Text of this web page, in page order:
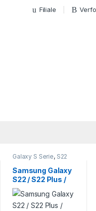
Filiale
Galaxy S Serie, S22
,
Smartphone
Reparatur
Samsung Galaxy
S22 / S22 Plus /
S22 Ultra
Backcover
Reparatur